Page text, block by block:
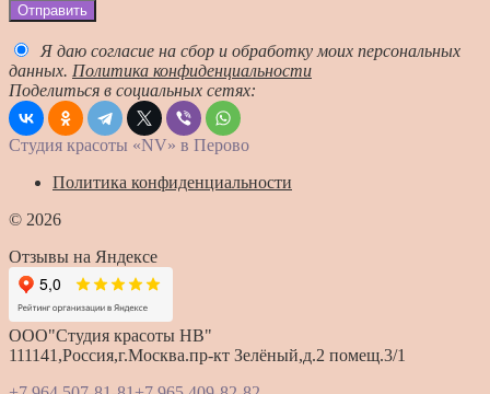
Отправить
Я даю согласие на сбор и обработку моих персональных
данных. Политика конфиденциальности
Поделиться в социальных сетях:
Студия красоты «NV» в Перово
Политика конфиденциальности
© 2026
Отзывы на Яндексе
ООО"Студия красоты HB"
111141,Россия,г.Москва.пр-кт Зелёный,д.2 помещ.3/1